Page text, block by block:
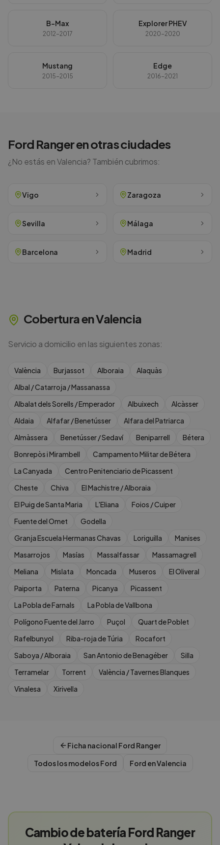
B-Max
2012-2017
Explorer PHEV
2020-2020
Mustang
2015-2015
Edge
2016-2021
Ford Rangeren otras ciudades
¿No estás enValencia? También cubrimos:
Vigo Zaragoza
Sevilla Málaga
Barcelona Madrid
Cobertura enValencia
Servicio a domicilio en las siguientes zonas:
València Burjassot Alboraia
Alaquàs
Albal / Catarroja / Massanassa
Albalat dels Sorells / Emperador
Albuixech
Alcàsser
Aldaia
Alfafar / Benetússer
Alfara del Patriarca
Almàssera
Benetússer / Sedaví Beniparrell
Bétera
Bonrepòs i Mirambell
Campamento Militar de Bétera
La Canyada
Centro Penitenciario de Picassent
Cheste
Chiva
El Machistre / Alboraia
El Puig de Santa Maria
L'Eliana
Foios / Cuiper
Fuente del Omet
Godella
Granja Escuela Hermanas Chavas
Loriguilla
Manises
Masarrojos
Masías Massalfassar
Massamagrell
Meliana
Mislata Moncada Museros
El Oliveral
Paiporta
Paterna Picanya
Picassent
La Pobla de Farnals
La Pobla de Vallbona
Polígono Fuente del Jarro
Puçol
Quart de Poblet
Rafelbunyol
Riba-roja de Túria
Rocafort
Saboya / Alboraia
San Antonio de Benagéber
Silla
Terramelar
Torrent
València / Tavernes Blanques
Vinalesa
Xirivella
Ficha nacional Ford Ranger
Todos los modelosFord Ford enValencia
Cambio de batería Ford Ranger